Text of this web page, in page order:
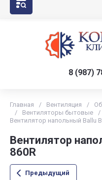
8 (987)
Главная / Вентиляция /
/
Вентиляторы бытовые
/
Вентилятор напольный Ballu
Вентилятор
860R
Предыдущий